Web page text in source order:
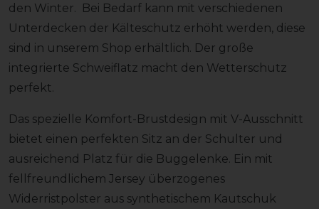
den Winter. Bei Bedarf kann mit verschiedenen
Unterdecken der Kälteschutz erhöht werden, diese
sind in unserem Shop erhältlich. Der große
integrierte Schweiflatz macht den Wetterschutz
perfekt.
Das spezielle Komfort-Brustdesign mit V-Ausschnitt
bietet einen perfekten Sitz an der Schulter und
ausreichend Platz für die Buggelenke. Ein mit
fellfreundlichem Jersey überzogenes
Widerristpolster aus synthetischem Kautschuk